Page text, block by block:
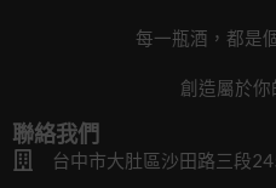
每一瓶酒，都是
創造屬於
聯絡我們
台中市大肚區沙田路三段